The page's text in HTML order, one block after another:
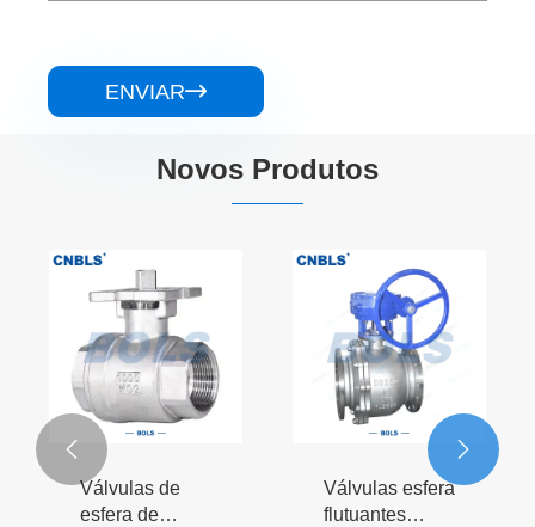
ENVIAR
Novos Produtos
Válvulas de
esfera de
Válvulas esfera
flutuantes
 